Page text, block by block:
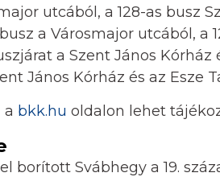
utcából, a 128-as busz
a Városmajor utcából, a
a Szent János
János Kórház és az Esze
a bkk.hu oldalon lehet
borított Svábhegy a 19.